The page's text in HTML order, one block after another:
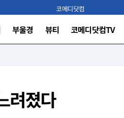
코메디닷컴
부울경 뷰티 코메디닷컴TV
려졌다